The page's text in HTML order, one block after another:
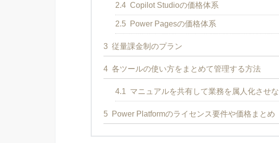
2.4 Copilot Studioの価格体系
2.5 Power Pagesの価格体系
3 従量課金制のプラン
4 各ツールの使い方をまとめて管理する方法
4.1 マニュアルを共有して業務を属人化させ
5 Power Platformのライセンス要件や価格まとめ